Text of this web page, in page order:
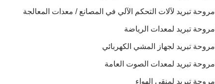
مروحة تبريد لآلات التحكم الآلي في المصانع / معدات المعالجة
مروحة تبريد لمعدات الرياضة
مروحة تبريد لجهاز المشي الكهربائي
مروحة تبريد لمعدات الصوت العامة
مروحة تبريد لمنقي الهواء